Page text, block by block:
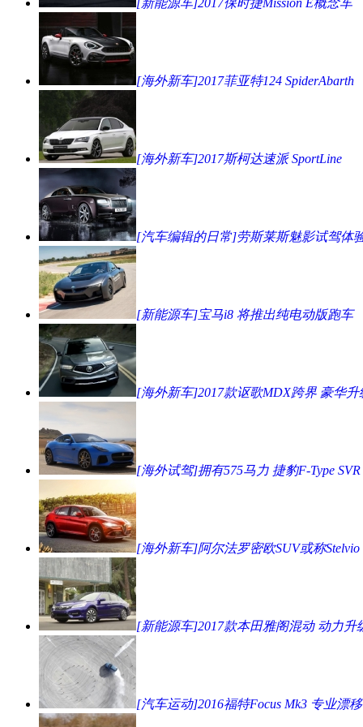
[海外新车]2017菲亚特124 SpiderAbarth
[海外新车]2017斯柯达速派 SportLine
[汽车编辑的日常]劳斯莱斯魅影试驾体
[新能源车]宝马i8 将推出纯电动版跑车
[海外新车]2017款讴歌MDX跨界 豪华升
[海外试驾]拥有575马力 捷豹F-Type SVR
[海外新车]阿尔法罗密欧SUV或称Stelvio
[新能源车]2017款本田雅阁混动 动力升
[汽车运动]2016福特Focus Mk3 专业漂移